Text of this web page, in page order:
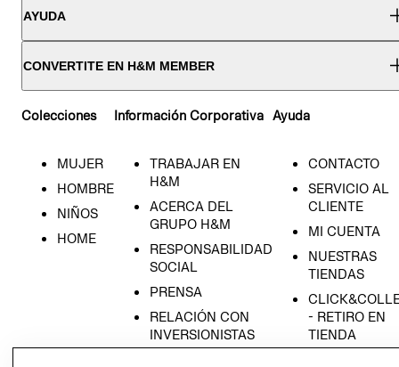
AYUDA
CONVERTITE EN H&M MEMBER
Colecciones
MUJER
HOMBRE
NIÑOS
HOME
Información Corporativa
TRABAJAR EN
H&M
ACERCA DEL
GRUPO H&M
RESPONSABILIDAD
SOCIAL
PRENSA
RELACIÓN CON
INVERSIONISTAS
Ayuda
CONTACTO
SERVICIO AL
CLIENTE
MI CUENTA
NUESTRAS
TIENDAS
- RETIRO EN
TIENDA